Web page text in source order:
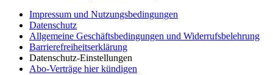
Impressum und Nutzungsbedingungen
Datenschutz
Allgemeine Geschäftsbedingungen und Widerrufsbelehrung
Barrierefreiheitserklärung
Datenschutz-Einstellungen
Abo-Verträge hier kündigen